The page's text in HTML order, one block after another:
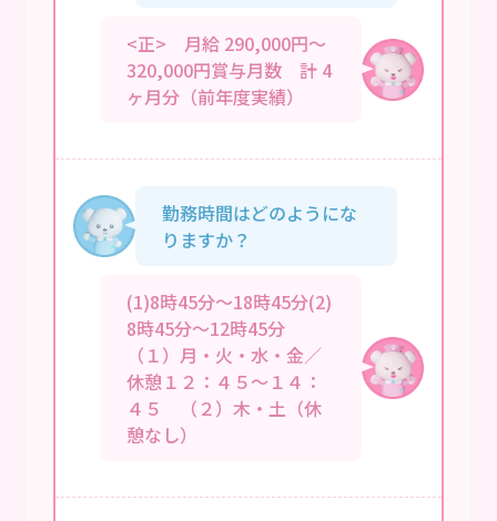
<正> 月給 290,000円～
320,000円賞与月数 計 4
ヶ月分（前年度実績）
勤務時間はどのようにな
りますか？
(1)8時45分～18時45分(2)
8時45分～12時45分
（１）月・火・水・金／
休憩１２：４５～１４：
４５ （２）木・土（休
憩なし）